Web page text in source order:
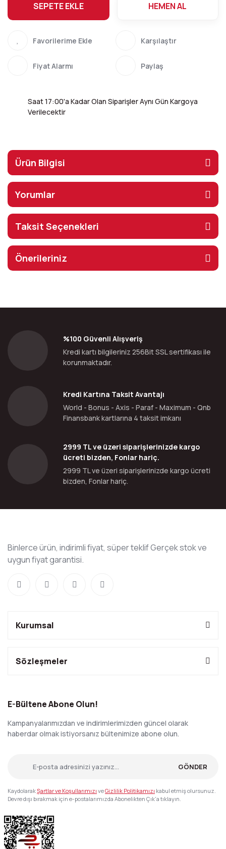
SEPETE EKLE HEMEN AL
Karşılaştır
Fiyat Alarmı Paylaş
Saat 17:00'a Kadar Olan Siparişler Aynı Gün Kargoya
Verilecektir
Ürün Bilgisi
Yorumlar
Taksit Seçenekleri
Önerileriniz
%100 Güvenli Alışveriş
Kredi kartı bilgileriniz 256Bit SSL sertifikası ile
korunmaktadır.
Kredi Kartına Taksit Avantajı
World - Bonus - Axis - Paraf - Maximum - Qnb
Finansbank kartlarına 4 taksit imkanı
2999 TL ve üzeri siparişlerinizde kargo
ücreti bizden, Fonlar hariç.
2999 TL ve üzeri siparişlerinizde kargo ücreti
bizden, Fonlar hariç.
Binlerce ürün, indirimli fiyat, süper teklif Gerçek stok ve
uygun fiyat garantisi.
Kurumsal
Sözleşmeler
E-Bültene Abone Olun!
Kampanyalarımızdan ve indirimlerimizden güncel olarak
haberdar olmak istiyorsanız bültenimize abone olun.
GÖNDER
KaydolarakŞartlar ve Koşullarımızı veGizlilik Politikamızı kabul etmiş olursunuz.
Devre dışı bırakmak için e-postalarımızda Abonelikten Çık'a tıklayın.